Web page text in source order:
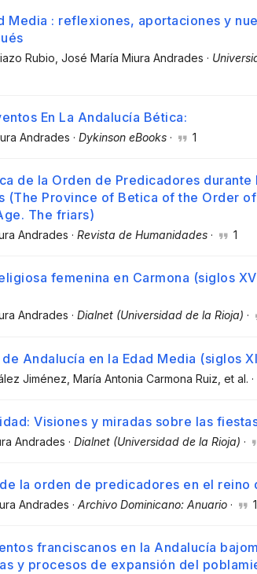
Media : reflexiones, aportaciones y
Rubio , José María Miura Andrades ·
En La Andalucía Bética:
Andrades · Dykinson eBooks · 1
de la Orden de Predicadores durante
(The Province of Betica of the Order
The friars)
Andrades · Revista de Humanidades · 1
femenina en Carmona (siglos
Andrades · Dialnet (Universidad de la Rioja) ·
Andalucía en la Edad Media (siglos
Jiménez , María Antonia Carmona Ruiz , et al. ·
Visiones y miradas sobre las
Andrades · Dialnet (Universidad de la Rioja) ·
la orden de predicadores en el reino
Andrades · Archivo Dominicano: Anuario · 1
franciscanos en la Andalucía
y procesos de expansión del